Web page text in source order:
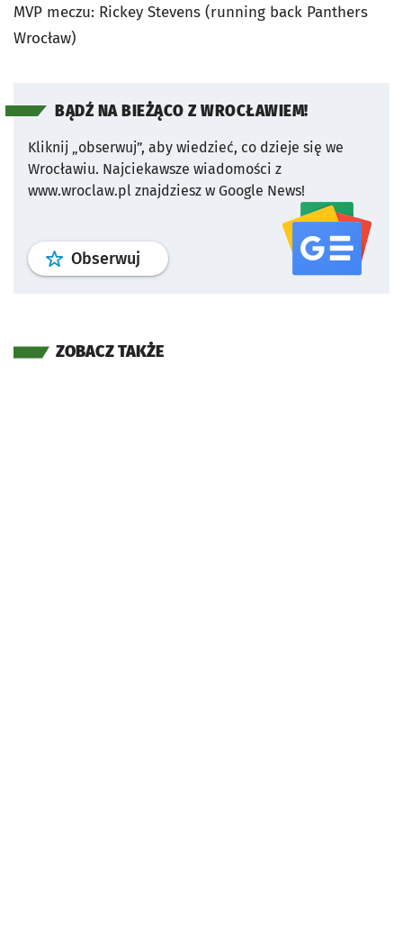
MVP meczu: Rickey Stevens (running back Panthers
Wrocław)
BĄDŹ NA BIEŻĄCO Z WROCŁAWIEM!
Kliknij „obserwuj”, aby wiedzieć, co dzieje się we
Wrocławiu. Najciekawsze wiadomości z
www.wroclaw.pl znajdziesz w Google News!
Obserwuj profil serwisu
ZOBACZ TAKŻE